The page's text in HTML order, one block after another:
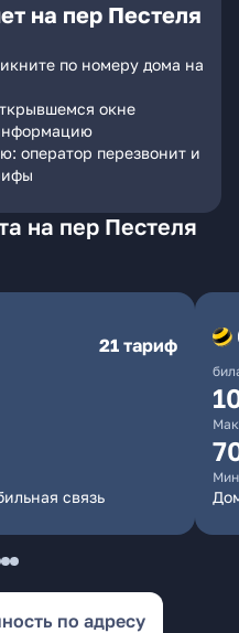
на пер Пестеля
по номеру дома на
окне
оператор перезвонит и
на пер Пестеля
21 тариф
связь
по адресу